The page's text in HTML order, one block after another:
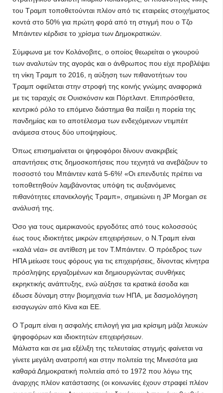
του Τραμπ τοποθετούνται πλέον από τις εταιρείες στοιχήματος
κοντά στο 50% για πρώτη φορά από τη στιγμή που ο Τζο
Μπάιντεν κέρδισε το χρίσμα των Δημοκρατικών.
Σύμφωνα με τον Κολάνοβιτς, o οποίος θεωρείται ο γκουρού
των αναλυτών της αγοράς και ο άνθρωπος που είχε προβλέψει
τη νίκη Τραμπ το 2016, η αύξηση των πιθανοτήτων του
Τραμπ οφείλεται στην στροφή της κοινής γνώμης αναφορικά
με τις ταραχές σε Ουισκόνσιν και Πόρτλαντ. Επιπρόσθετα,
κεντρικό ρόλο το επόμενο διάστημα θα παίξει η πορεία της
πανδημίας και το αποτέλεσμα των ενδεχόμενων ντιμπέιτ
ανάμεσα στους δύο υποψηφίους.
Όπως επισημαίνεται οι ψηφοφόροι δίνουν ανακριβείς
απαντήσεις στις δημοσκοπήσεις που τεχνητά να ανεβάζουν το
ποσοστό του Μπάιντεν κατά 5-6%! «Οι επενδυτές πρέπει να
τοποθετηθούν λαμβάνοντας υπόψη τις αυξανόμενες
πιθανότητες επανεκλογής Τραμπ», σημειώνει η JP Morgan σε
ανάλυσή της.
Όσο για τους αμερικανούς εργοδότες από τους κολοσσούς
έως τους ιδιοκτήτες μικρών επιχειρήσεων, ο Ν.Τραμπ είναι
«καλά νέα» σε αντίθεση με τον Τ.Μπάιντεν. Ο πρόεδρος των
ΗΠΑ μείωσε τους φόρους για τις επιχειρήσεις, δίνοντας κίνητρα
πρόσληψης εργαζομένων και δημιουργώντας συνθήκες
εκρηκτικής ανάπτυξης, ενώ αύξησε τα κρατικά έσοδα και
έδωσε δύναμη στην βιομηχανία των ΗΠΑ, με δασμολόγηση
εισαγωγών από Κίνα και ΕΕ.
Ο Τραμπ είναι η ασφαλής επιλογή για μια κρίσιμη μάζα λευκών
ψηφοφόρων και ιδιοκτητών επιχειρήσεων.
Μάλιστα και σε μια εξέλιξη της τελευταίας στιγμής φαίνεται να
γίνετε μεγάλη ανατροπή και στην πολιτεία της Μινεσότα μια
καθαρά Δημοκρατική πολιτεία από το 1972 που λόγω της
άναρχης πλέον κατάστασης (οι κοινωνίες έχουν στραφεί πλέον